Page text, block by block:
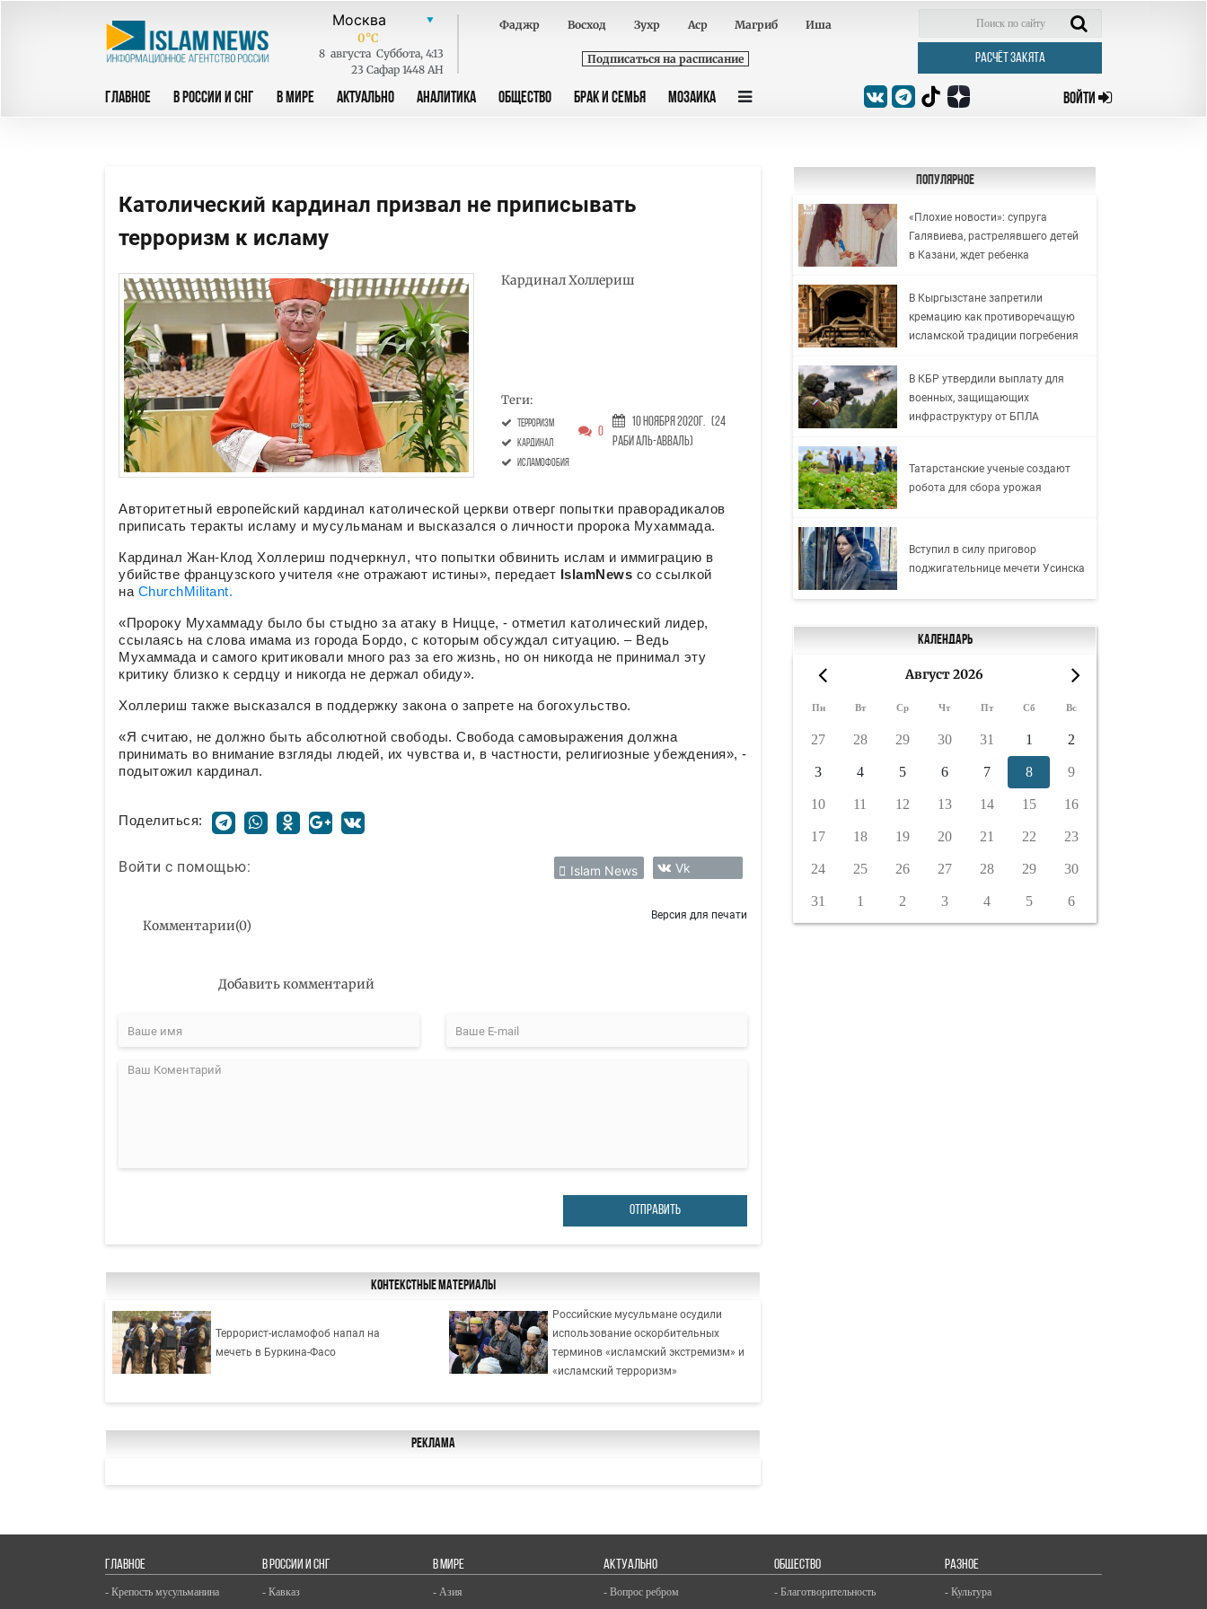
0°C
8 августа Суббота, 4:13
23 Сафар 1448 AH
Фаджр Восход Зухр Аср Магриб Иша
Подписаться на расписание РАСЧЁТ ЗАКЯТА
ГЛАВНОЕ В РОССИИ И СНГ В МИРЕ АКТУАЛЬНО АНАЛИТИКА ОБЩЕСТВО БРАК И СЕМЬЯ МОЗАИКА ВОЙТИ
Католический кардинал призвал не приписывать
терроризм к исламу
Кардинал Холлериш
Теги:
терроризм
кардинал
исламофобия
0
10 Ноября 2020г. (24
Раби аль-авваль)
Авторитетный европейский кардинал католической церкви отверг попытки праворадикалов
приписать теракты исламу и мусульманам и высказался о личности пророка Мухаммада.
Кардинал Жан-Клод Холлериш подчеркнул, что попытки обвинить ислам и иммиграцию в
убийстве французского учителя «не отражают истины», передает IslamNews со ссылкой
на ChurchMilitant.
«Пророку Мухаммаду было бы стыдно за атаку в Ницце, - отметил католический лидер,
ссылаясь на слова имама из города Бордо, с которым обсуждал ситуацию. – Ведь
Мухаммада и самого критиковали много раз за его жизнь, но он никогда не принимал эту
критику близко к сердцу и никогда не держал обиду».
Холлериш также высказался в поддержку закона о запрете на богохульство.
«Я считаю, не должно быть абсолютной свободы. Свобода самовыражения должна
принимать во внимание взгляды людей, их чувства и, в частности, религиозные убеждения», -
подытожил кардинал.
Поделиться:
Войти с помощью: Islam News Vk
Комментарии(0)
Версия для печати
Добавить комментарий
ОТПРАВИТЬ
Контекстные материалы
Террорист-исламофоб напал на
мечеть в Буркина-Фасо
Российские мусульмане осудили
использование оскорбительных
терминов «исламский экстремизм» и
«исламский терроризм»
Реклама
Популярное
«Плохие новости»: супруга
Галявиева, растрелявшего детей
в Казани, ждет ребенка
В Кыргызстане запретили
кремацию как противоречащую
исламской традиции погребения
В КБР утвердили выплату для
военных, защищающих
инфраструктуру от БПЛА
Татарстанские ученые создают
робота для сбора урожая
Вступил в силу приговор
поджигательнице мечети Усинска
Календарь
Август 2026
Пн Вт Ср Чт Пт Сб Вс
27 28 29 30 31 1 2
3 4 5 6 7 8 9
10 11 12 13 14 15 16
17 18 19 20 21 22 23
24 25 26 27 28 29 30
31 1 2 3 4 5 6
ГЛАВНОЕ
- Крепость мусульманина
В РОССИИ И СНГ
- Кавказ
В МИРЕ
- Азия
АКТУАЛЬНО
- Вопрос ребром
ОБЩЕСТВО
- Благотворительность
РАЗНОЕ
- Культура